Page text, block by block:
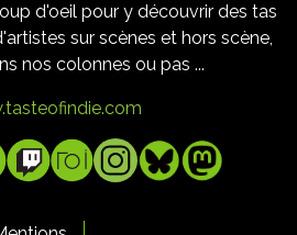
d'oeil pour y découvrir des tas
sur scènes et hors scène,
nos colonnes ou pas ...